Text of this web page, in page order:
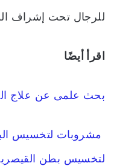
للرجال تحت إشراف
اقرأ أيضًا
بحث علمى عن علاج
مشروبات لتخسيس
لتخسيس بطن